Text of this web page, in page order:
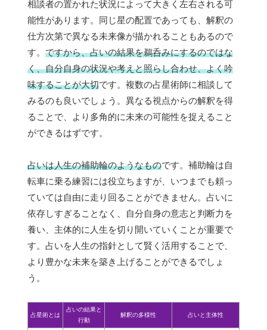
相談者の置かれた状況によって大きく左右される可
能性があります。同じ星の配置であっても、解釈の
仕方次第で異なる未来像が描かれることもあるので
す。 ですから、占いの結果を鵜呑みにするのではな
く、自分自身の状況や考えと照らし合わせ、よく吟
味することが大切です。複数の占星術師に相談して
みるのも良いでしょう。異なる視点からの解釈を得
ることで、より多角的に未来の可能性を捉えること
ができるはずです。
占いは人生の補助輪のようなものです。補助輪は自
転車に乗る練習には役立ちますが、いつまでも頼っ
ていては自由に走り回ることができません。占いに
依存しすぎることなく、自分自身の意志と判断力を
養い、主体的に人生を切り開いていくことが重要で
す。占いを人生の指針として賢く活用することで、
より豊かな未来を築き上げることができるでしょ
う。
占星術とは
占いの結果と
行動
解釈の多様性 占いと主体性